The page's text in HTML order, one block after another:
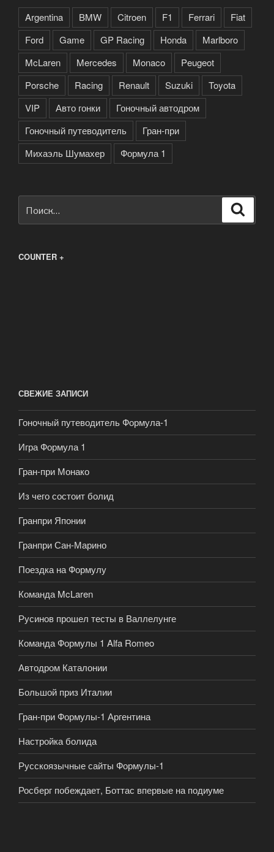
Argentina BMW Citroen F1 Ferrari
Fiat
Ford
Game GP Racing Honda
Marlboro
McLaren
Mercedes Monaco
Peugeot
Porsche
Racing Renault Suzuki
Toyota
VIP
Авто гонки
Гоночный автодром
Гоночный путеводитель
Гран-при
Михаэль Шумахер
Формула 1
COUNTER +
СВЕЖИЕ ЗАПИСИ
Гоночный путеводитель Формула-1
Игра Формула 1
Гран-при Монако
Из чего состоит болид
Гранпри Японии
Гранпри Сан-Марино
Поездка на Формулу
Команда McLaren
Русинов прошел тесты в Валлелунге
Команда Формулы 1 Alfa Romeo
Автодром Каталонии
Большой приз Италии
Гран-при Формулы-1 Аргентина
Настройка болида
Русскоязычные сайты Формулы-1
Росберг побеждает, Боттас впервые на подиуме